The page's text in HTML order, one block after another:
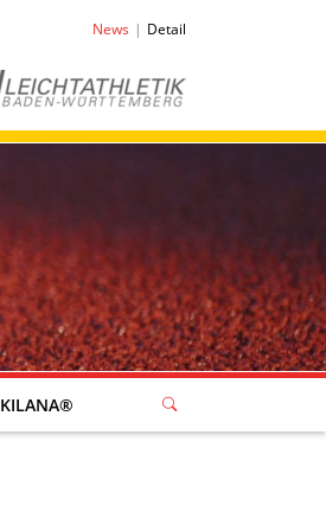
News Detail
KILANA®